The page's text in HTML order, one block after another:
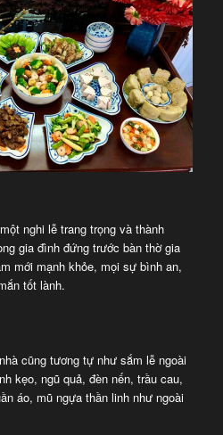
nghi lễ trang trọng và thành
gia đình đứng trước bàn thờ gia
mới mạnh khỏe, mọi sự bình an,
tốt lành.
cũng tương tự như sắm lễ ngoài
kẹo, ngũ quả, đèn nến, trầu cau,
áo, mũ ngựa thần linh như ngoài